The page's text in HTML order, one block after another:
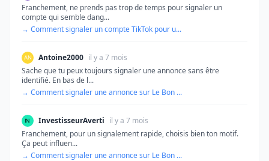
Franchement, ne prends pas trop de temps pour signaler un
compte qui semble dang...
→ Comment signaler un compte TikTok pour u...
Antoine2000 il y a 7 mois
Sache que tu peux toujours signaler une annonce sans être
identifié. En bas de l...
→ Comment signaler une annonce sur Le Bon ...
InvestisseurAverti il y a 7 mois
Franchement, pour un signalement rapide, choisis bien ton motif.
Ça peut influen...
→ Comment signaler une annonce sur Le Bon ...